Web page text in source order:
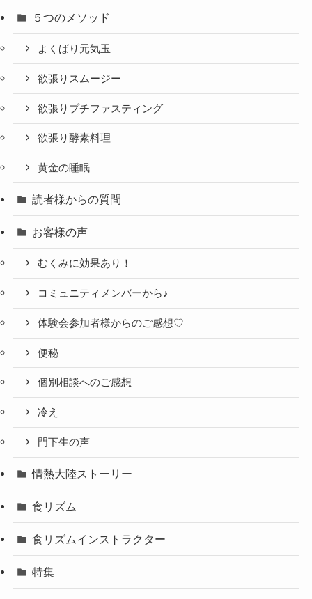
５つのメソッド
よくばり元気玉
欲張りスムージー
欲張りプチファスティング
欲張り酵素料理
黄金の睡眠
読者様からの質問
お客様の声
むくみに効果あり！
コミュニティメンバーから♪
体験会参加者様からのご感想♡
便秘
個別相談へのご感想
冷え
門下生の声
情熱大陸ストーリー
食リズム
食リズムインストラクター
特集